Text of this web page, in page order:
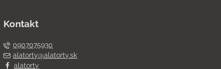
Kontakt
0907075930
alatorty@alatorty.sk
alatorty